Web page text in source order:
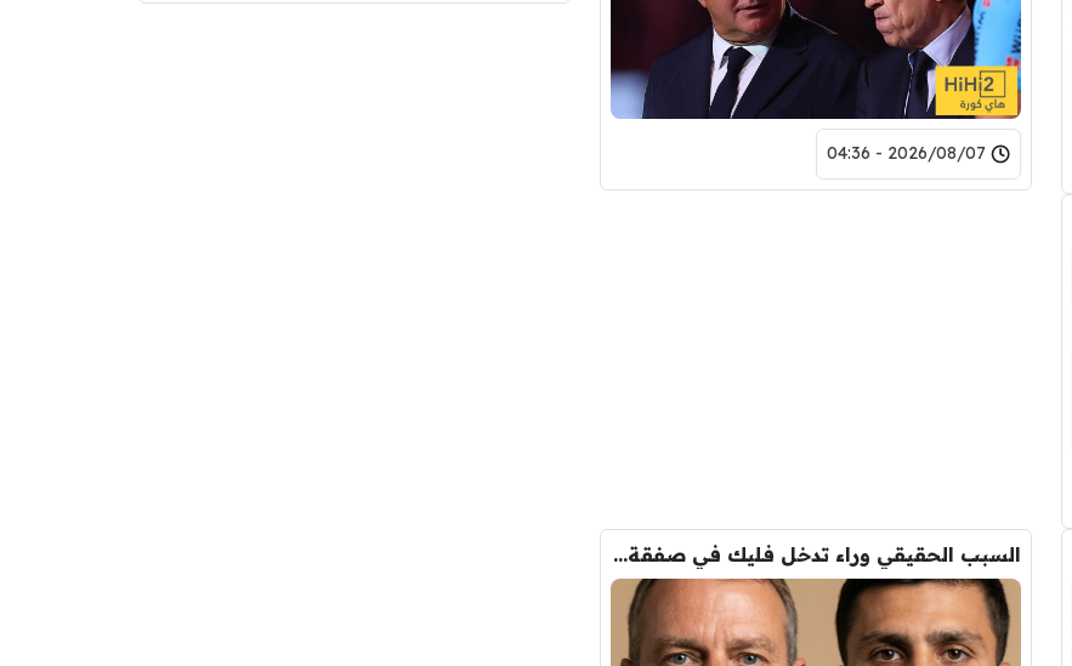
2026/08/07 - 04:36
السبب الحقيقي وراء تدخل فليك في صفقة رودري